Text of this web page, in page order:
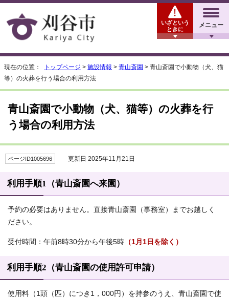
メニュー
いざという
ときに
現在の位置： トップページ > 施設情報 > 青山斎園 > 青山斎園で小動物（犬、猫
等）の火葬を行う場合の利用方法
青山斎園で小動物（犬、猫等）の火葬を行
う場合の利用方法
ページID1005696 更新日 2025年11月21日
利用手順1（青山斎園へ来園）
予約の必要はありません。直接青山斎園（事務室）までお越しく
ださい。
受付時間：午前8時30分から午後5時 （1月1日を除く）
利用手順2（青山斎園の使用許可申請）
使用料（1頭（匹）につき1，000円）を持参のうえ、青山斎園で使